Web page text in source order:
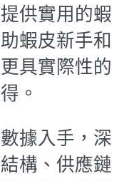
供實用的蝦
蝦皮新手和
具實際性的
。
據入手，深
構、供應鏈